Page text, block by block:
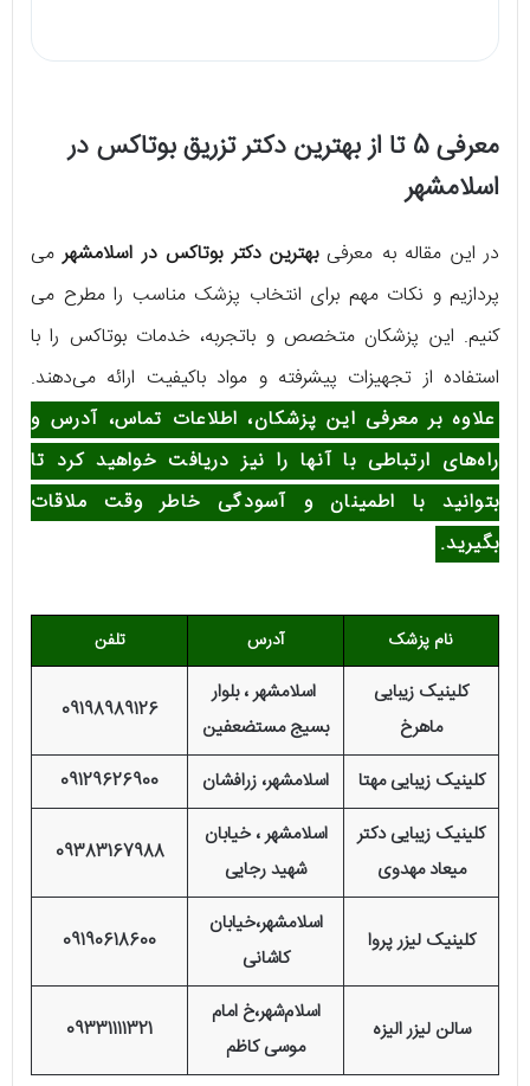
معرفی 5 تا از بهترین دکتر تزریق بوتاکس در
اسلامشهر
در این مقاله به معرفیبهترین دکتر بوتاکس در اسلامشهر می
پردازیم و نکات مهم برای انتخاب پزشک مناسب را مطرح می
کنیم. این پزشکان متخصص و باتجربه، خدمات بوتاکس را با
استفاده از تجهیزات پیشرفته و مواد باکیفیت ارائه می‌دهند.
علاوه بر معرفی این پزشکان، اطلاعات تماس، آدرس و
راه‌های ارتباطی با آنها را نیز دریافت خواهید کرد تا
بتوانید با اطمینان و آسودگی خاطر وقت ملاقات
بگیرید.
نام پزشک آدرس تلفن
کلینیک زیبایی
ماهرخ
اسلامشهر ، بلوار
بسیج مستضعفین
09198989126
کلینیک زیبایی مهتا اسلامشهر، زرافشان
09129626900
کلینیک زیبایی دکتر
میعاد مهدوی
اسلامشهر ، خیابان
شهید رجایی
09383167988
کلینیک لیزر پروا
اسلامشهر،خیابان
کاشانی
09190618600
سالن لیزر الیزه
اسلام‌شهر،خ امام
موسی کاظم
09331111321